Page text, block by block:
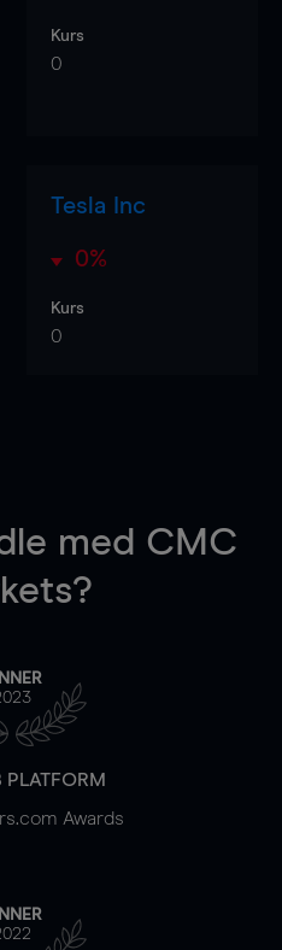
Kurs
0
Tesla Inc
0%
Kurs
0
med CMC
PLATFORM
Awards